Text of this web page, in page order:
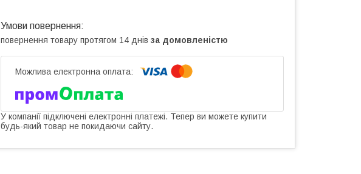
повернення товару протягом 14 днів за домовленістю
У компанії підключені електронні платежі. Тепер ви можете купити
будь-який товар не покидаючи сайту.